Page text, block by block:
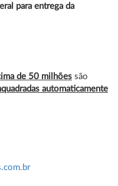
para entrega da
de 50 milhões são
automaticamente